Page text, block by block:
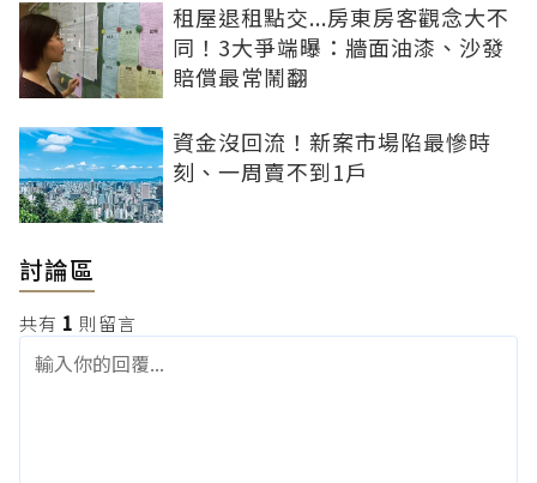
租屋退租點交...房東房客觀念大不
同！3大爭端曝：牆面油漆、沙發
賠償最常鬧翻
資金沒回流！新案市場陷最慘時
刻、一周賣不到1戶
討論區
共有 1 則留言